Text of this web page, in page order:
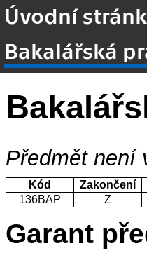
Úvodní
Bakalářská
Předmět není
Kód Zakončení
136BAP
Z
Garant